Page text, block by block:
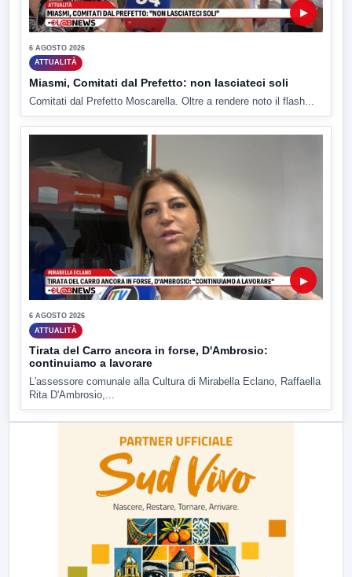
▶
6 AGOSTO 2026
ATTUALITÀ
Miasmi, Comitati dal Prefetto: non lasciateci soli
Comitati dal Prefetto Moscarella. Oltre a rendere noto il flash...
▶
6 AGOSTO 2026
ATTUALITÀ
Tirata del Carro ancora in forse, D'Ambrosio:
continuiamo a lavorare
L'assessore comunale alla Cultura di Mirabella Eclano, Raffaella
Rita D'Ambrosio,...